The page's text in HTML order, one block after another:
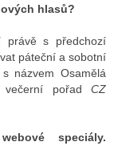
hlasů?
právě s předchozí
páteční a sobotní
názvem Osamělá
večerní pořad CZ
speciály.